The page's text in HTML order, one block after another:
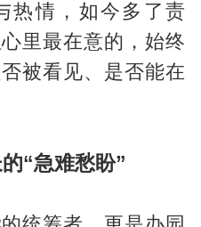
热情，如今多了责
里最在意的，始终
被看见、是否能在
“急难愁盼”